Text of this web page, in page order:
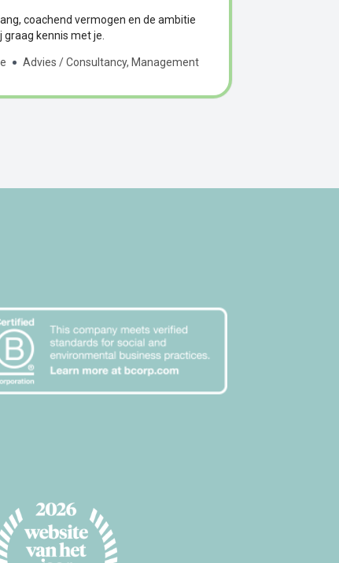
coachend vermogen en de ambitie
kennis met je.
Advies / Consultancy, Management